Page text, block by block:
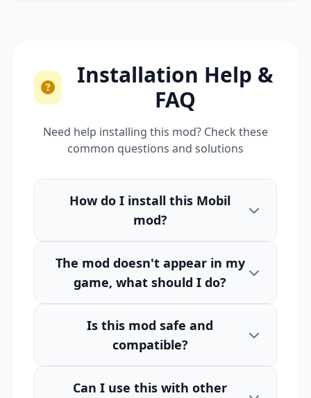
Installation Help &
FAQ
Need help installing this mod? Check these
common questions and solutions
How do I install this Mobil
mod?
The mod doesn't appear in my
game, what should I do?
Is this mod safe and
compatible?
Can I use this with other